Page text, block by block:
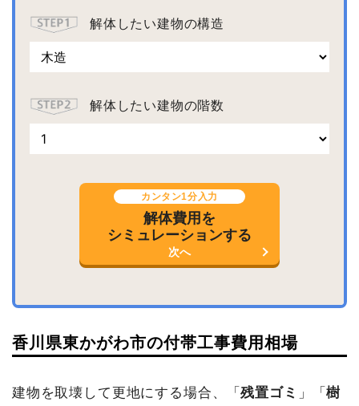
解体したい建物の構造
解体したい建物の階数
カンタン1分入力
解体費用を
シミュレーションする
次へ
香川県東かがわ市の付帯工事費用相場
建物を取壊して更地にする場合、「残置ゴミ 」「樹